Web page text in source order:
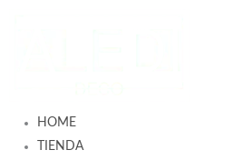
HOME
TIENDA